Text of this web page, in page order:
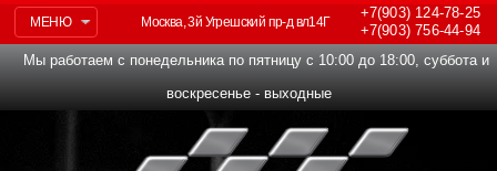
МЕНЮ
+7(903)124-78-25
+7(903)756-44-94
Москва, 3й Угрешский пр-д вл14Г
Мы работаем с понедельника по пятницу с 10:00 до 18:00, суббота и
воскресенье - выходные